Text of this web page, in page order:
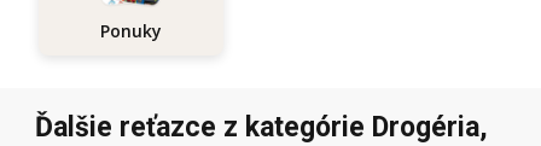
Ponuky
Ďalšie reťazce z kategórie Drogéria,